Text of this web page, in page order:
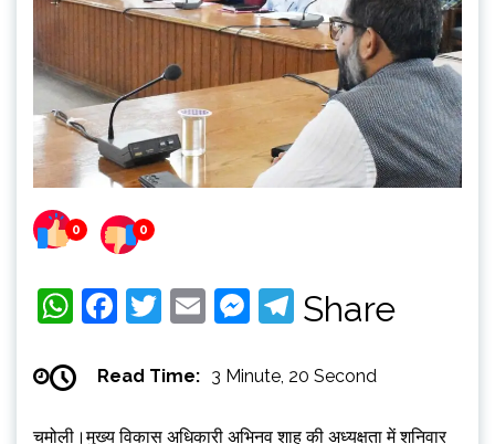
0 0
WhatsApp
Facebook
Twitter
EmailMessenger
Telegram
Share
Read Time: 3 Minute, 20 Second
चमोली।मुख्य विकास अधिकारी अभिनव शाह की अध्यक्षता में शनिवार